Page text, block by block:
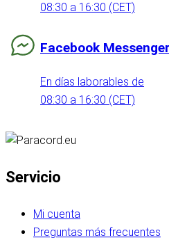
08:30 a 16:30 (CET)
Facebook Messenger
En días laborables de
08:30 a 16:30 (CET)
Servicio
Mi cuenta
Preguntas más frecuentes